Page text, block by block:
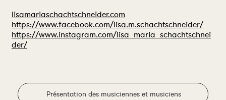
lisamariaschachtschneider.com
https://www.facebook.com/lisa.m.schachtschneider/
https://www.instagram.com/lisa_maria_schachtschnei
der/
Présentation des musiciennes et musiciens